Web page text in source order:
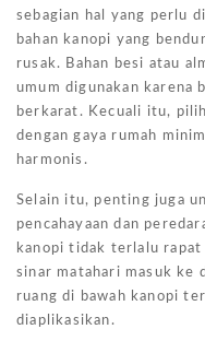
sebagian hal yang perlu
bahan kanopi yang
rusak. Bahan besi atau
umum digunakan karena
berkarat. Kecuali itu,
dengan gaya rumah
harmonis.
Selain itu, penting juga
pencahayaan dan
kanopi tidak terlalu rapat
sinar matahari masuk ke
ruang di bawah kanopi
diaplikasikan.